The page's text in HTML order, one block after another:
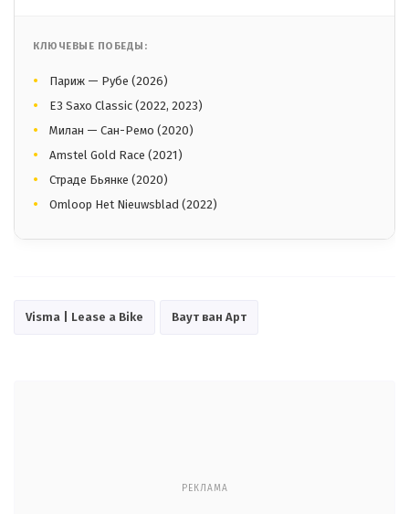
КЛЮЧЕВЫЕ ПОБЕДЫ:
Париж — Рубе (2026)
E3 Saxo Classic (2022, 2023)
Милан — Сан-Ремо (2020)
Amstel Gold Race (2021)
Страде Бьянке (2020)
Omloop Het Nieuwsblad (2022)
Visma | Lease a Bike Ваут ван Арт
РЕКЛАМА